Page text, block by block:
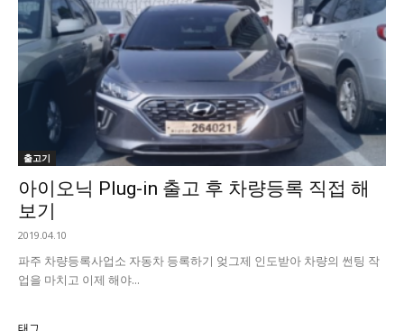
출고기
아이오닉 Plug-in 출고 후 차량등록 직접 해
보기
2019.04.10
파주 차량등록사업소 자동차 등록하기 엊그제 인도받아 차량의 썬팅 작
업을 마치고 이제 해야...
태그